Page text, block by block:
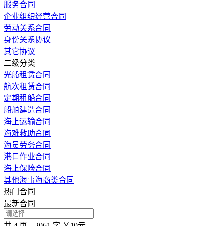
服务合同
企业组织经营合同
劳动关系合同
身份关系协议
其它协议
二级分类
光船租赁合同
航次租赁合同
定期租船合同
船舶建造合同
海上运输合同
海难救助合同
海员劳务合同
港口作业合同
海上保险合同
其他海事海商类合同
热门合同
最新合同